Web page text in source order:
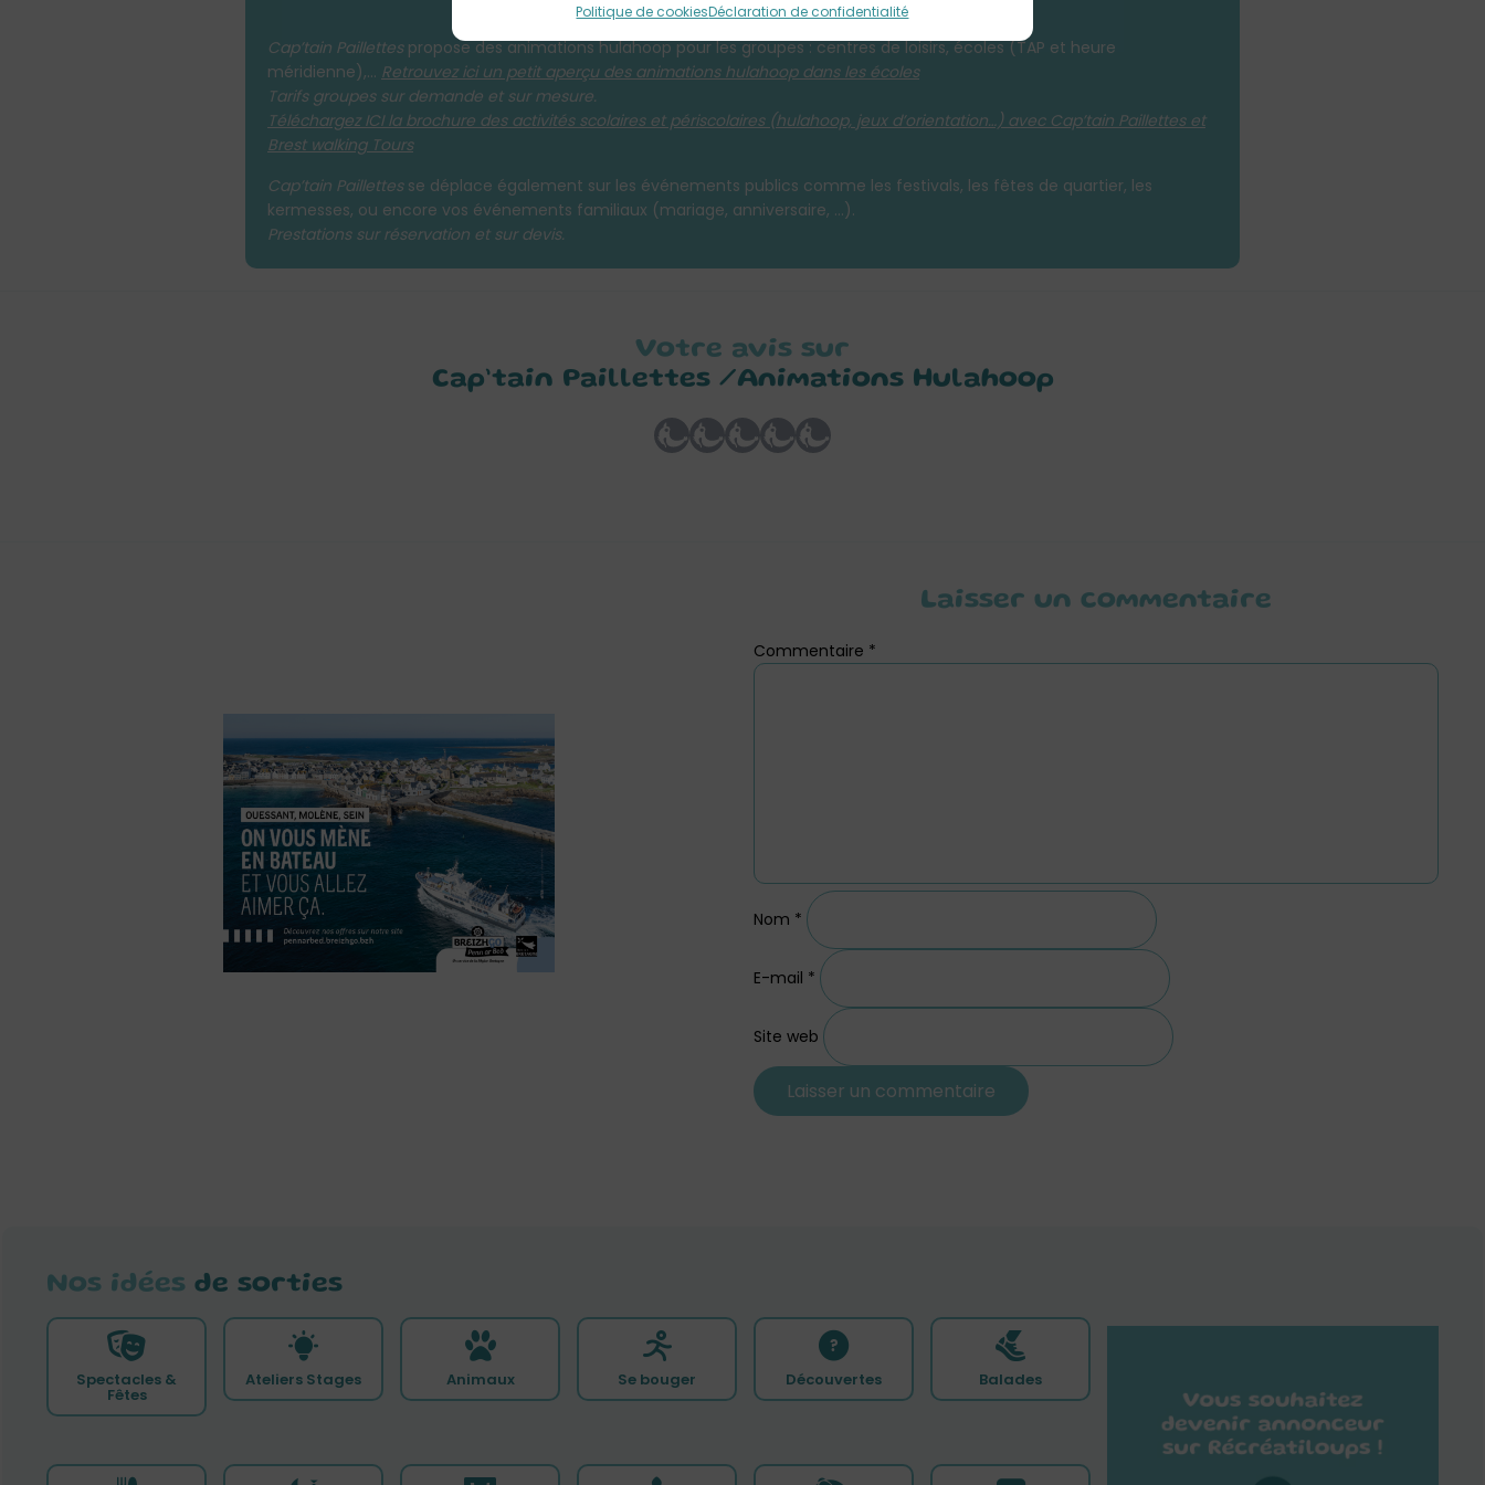
Politique de cookiesDéclaration de confidentialité
L'info des pros
Cap’tain Paillettespropose des animations hulahoop pour les groupes : centres de loisirs, écoles (TAP et heure
méridienne),… Retrouvez ici un petit aperçu des animations hulahoop dans les écoles
Tarifs groupes sur demande et sur mesure.
Téléchargez ICI la brochure des activités scolaires et périscolaires (hulahoop, jeux d’orientation…) avec Cap’tain Paillettes et
Brest walking Tours
Cap’tain Paillettesse déplace également sur les événements publics comme les festivals, les fêtes de quartier, les
kermesses, ou encore vos événements familiaux (mariage, anniversaire, …).
Prestations sur réservation et sur devis.
Votre avis sur
Cap’tain Paillettes /Animations Hulahoop
Laisser un commentaire
Commentaire *
Nom *
E-mail *
Site web
Nos idées de sorties
Spectacles &
Fêtes
Ateliers Stages Animaux Se bouger Découvertes Balades